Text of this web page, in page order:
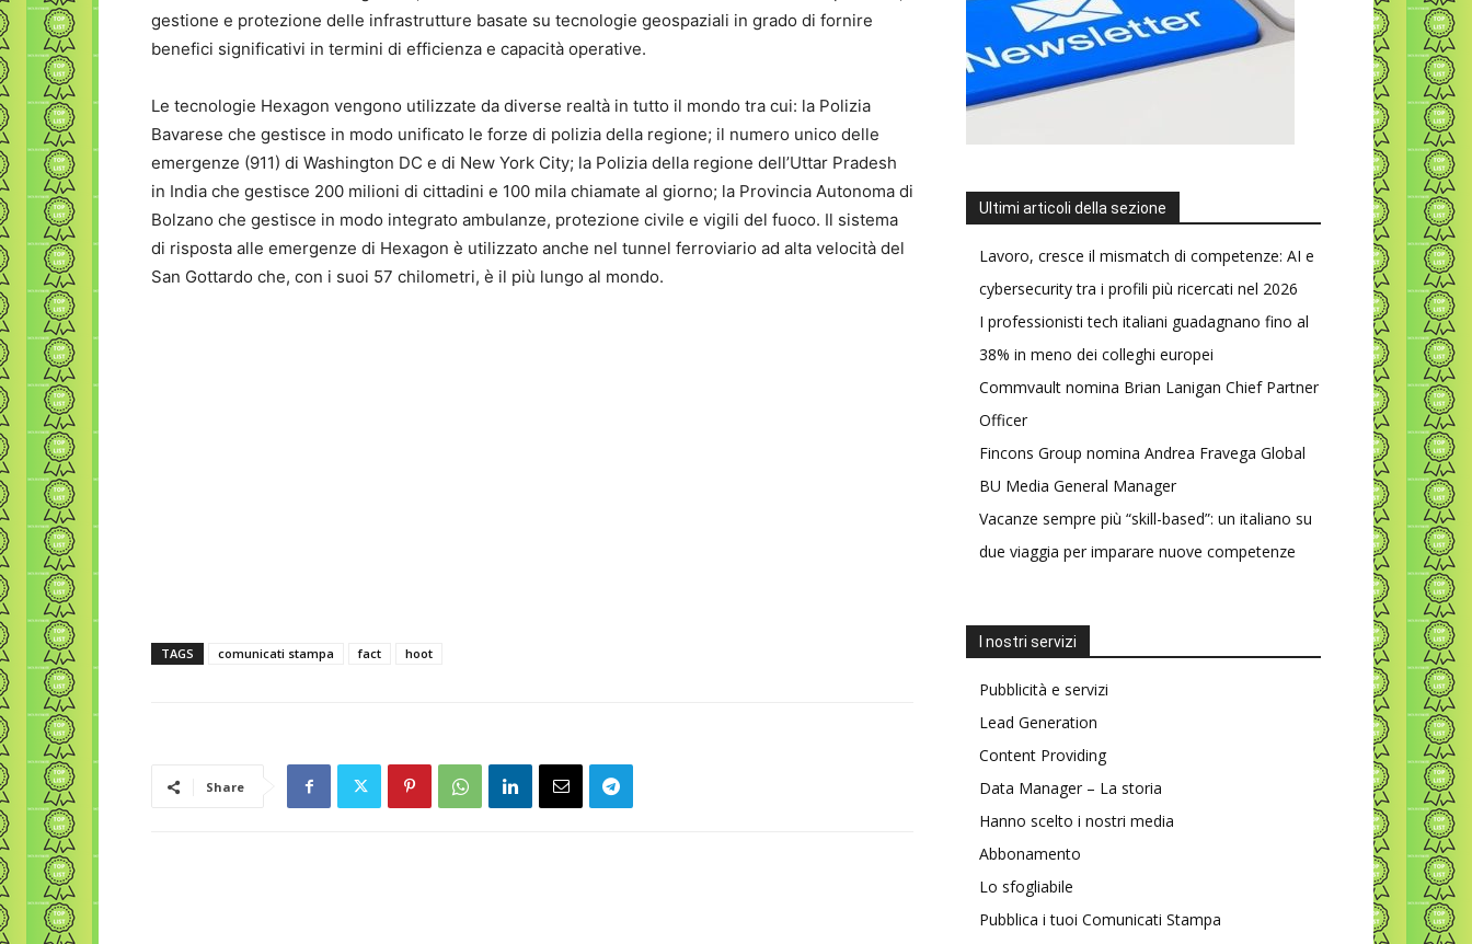
gestione e protezione delle infrastrutture basate su tecnologie geospaziali in grado di fornire
benefici significativi in termini di efficienza e capacità operative.
Le tecnologie Hexagon vengono utilizzate da diverse realtà in tutto il mondo tra cui: la Polizia
Bavarese che gestisce in modo unificato le forze di polizia della regione; il numero unico delle
emergenze (911) di Washington DC e di New York City; la Polizia della regione dell’Uttar Pradesh
in India che gestisce 200 milioni di cittadini e 100 mila chiamate al giorno; la Provincia Autonoma di
Bolzano che gestisce in modo integrato ambulanze, protezione civile e vigili del fuoco. Il sistema
di risposta alle emergenze di Hexagon è utilizzato anche nel tunnel ferroviario ad alta velocità del
San Gottardo che, con i suoi 57 chilometri, è il più lungo al mondo.
TAGS comunicati stampa fact hoot
Share
Ultimi articoli della sezione
Lavoro, cresce il mismatch di competenze: AI e
cybersecurity tra i profili più ricercati nel 2026
I professionisti tech italiani guadagnano fino al
38% in meno dei colleghi europei
Commvault nomina Brian Lanigan Chief Partner
Officer
Fincons Group nomina Andrea Fravega Global
BU Media General Manager
Vacanze sempre più “skill-based”: un italiano su
due viaggia per imparare nuove competenze
I nostri servizi
Pubblicità e servizi
Lead Generation
Content Providing
Data Manager – La storia
Hanno scelto i nostri media
Abbonamento
Lo sfogliabile
Pubblica i tuoi Comunicati Stampa